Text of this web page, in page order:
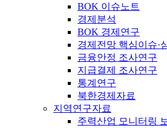
BOK 이슈노트
경제분석
BOK 경제연구
경제전망 핵심이슈·
금융안정 조사연구
지급결제 조사연구
통계연구
북한경제자료
지역연구자료
주력산업 모니터링